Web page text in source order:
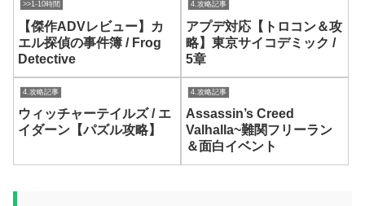
>>1-10時間
【傑作ADVレビュー】カ
エル探偵の事件簿 / Frog
Detective
4.攻略記事
アプデ対応【トロコン＆攻
略】東京サイコデミック /
5章
4.攻略記事
ウィッチャーテイルズ / エ
イダーン【パズル攻略】
4.攻略記事
Assassin’s Creed
Valhalla~難関フリーラン
＆面白イベント